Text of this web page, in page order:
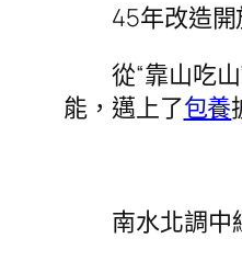
45年改造
從“靠山吃
能，邁上了包養
南水北調中